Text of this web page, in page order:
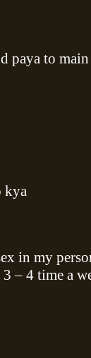
paya to
kya
in my
– 4 time a